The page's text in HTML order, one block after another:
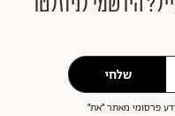
הירשמי לניוזלטר
שלחי
פרסומי מאתר ״את״